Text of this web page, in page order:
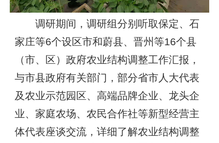
调研期间，调研组分别听取保定、石
家庄等6个设区市和蔚县、晋州等16个县
（市、区）政府农业结构调整工作汇报，
与市县政府有关部门，部分省市人大代表
及农业示范园区、高端品牌企业、龙头企
业、家庭农场、农民合作社等新型经营主
体代表座谈交流，详细了解农业结构调整